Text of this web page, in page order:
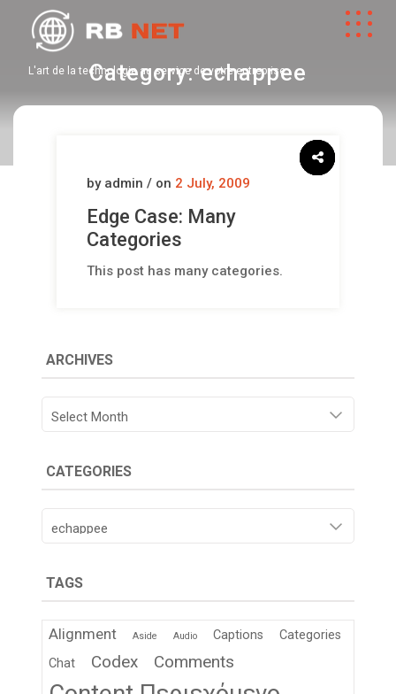
L'art de la technologie au service de votre entreprise
Category:echappee
by admin / on 2 July, 2009
Edge Case: Many
Categories
This post has many categories.
ARCHIVES
CATEGORIES
TAGS
Alignment Aside Audio Captions
Categories
Chat
Codex Comments